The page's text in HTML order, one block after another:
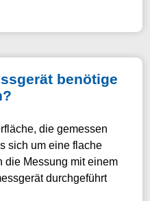
benötige
die gemessen
sich um eine flache
die Messung mit einem
durchgeführt